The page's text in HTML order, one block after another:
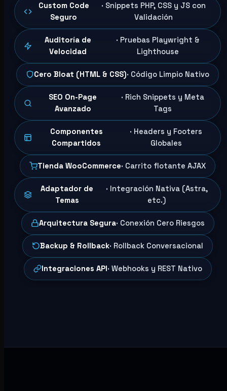
Custom Code
Seguro
· Snippets PHP, CSS y JS con
Validación
Auditoría de
Velocidad
· Pruebas Playwright &
Lighthouse
Cero Bloat (HTML & CSS)· Código Limpio Nativo
SEO On-Page
Avanzado
· Rich Snippets y Meta
Tags
Componentes
Compartidos
· Headers y Footers
Globales
Tienda WooCommerce· Carrito flotante AJAX
Adaptador de
Temas
· Integración Nativa (Astra,
etc.)
Arquitectura Segura· Conexión Cero Riesgos
Backup & Rollback· Rollback Conversacional
Integraciones API· Webhooks y REST Nativo